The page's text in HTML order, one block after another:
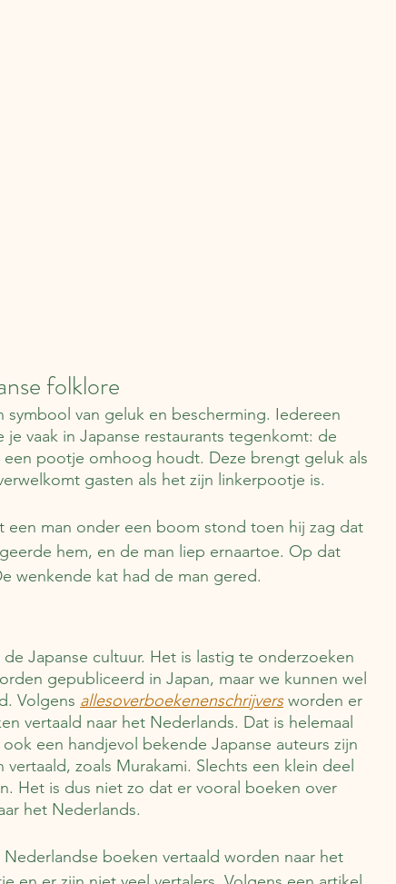
folklore
van geluk en bescherming. Iedereen
vaak in Japanse restaurants tegenkomt: de
pootje omhoog houdt. Deze brengt geluk als
gasten als het zijn linkerpootje is.
een man onder een boom stond toen hij zag dat
hem, en de man liep ernaartoe. Op dat
wenkende kat had de man gered.
Japanse cultuur. Het is lastig te onderzoeken
gepubliceerd in Japan, maar we kunnen wel
Volgens allesoverboekenenschrijvers worden er
vertaald naar het Nederlands. Dat is helemaal
een handjevol bekende Japanse auteurs zijn
zoals Murakami. Slechts een klein deel
Het is dus niet zo dat er vooral boeken over
het Nederlands.
boeken vertaald worden naar het